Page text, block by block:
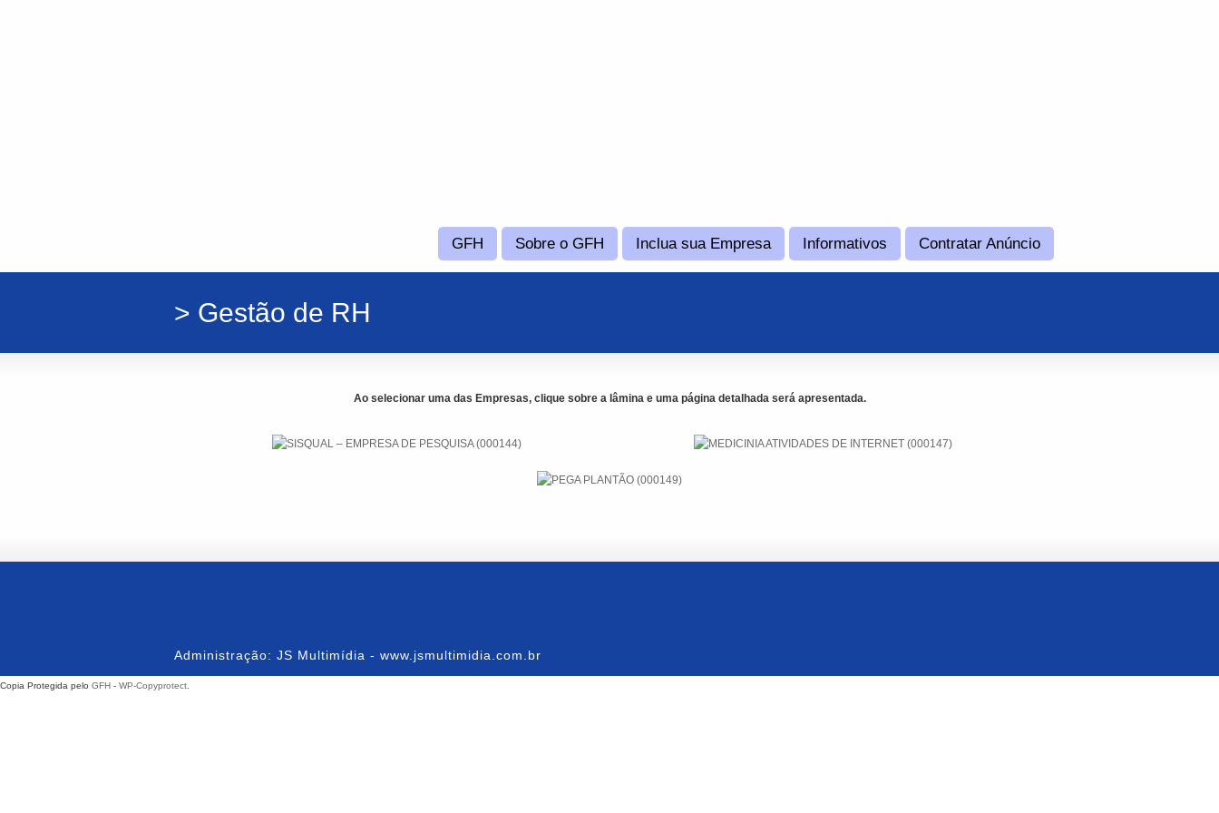
GFH Sobre o GFH Inclua sua Empresa Informativos Contratar Anúncio
> Gestão de RH
Ao selecionar uma das Empresas, clique sobre a lâmina e uma página detalhada será apresentada.
Administração: JS Multimídia - www.jsmultimidia.com.br
Copia Protegida pelo GFH - WP-Copyprotect